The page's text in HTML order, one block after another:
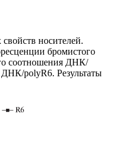
носителей.
бромистого
соотношения ДНК/
polyR6. Результаты